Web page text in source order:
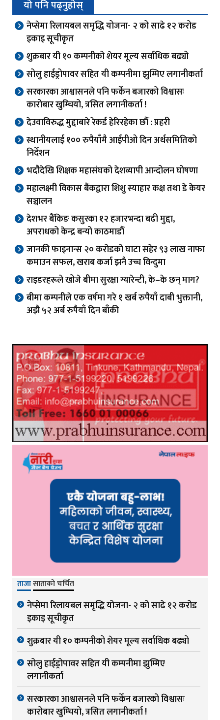
यो पनि पढ्नुहोस्
नेप्सेमा रिलायबल समृद्धि योजना- २ को साढे १२ करोड
इकाइ सूचीकृत
शुक्रबार यी १० कम्पनीको शेयर मूल्य सर्वाधिक बढ्यो
सोलु हाईड्रोपावर सहित यी कम्पनीमा झुम्मिए लगानीकर्ता
सरकारका आश्वासनले पनि फर्केन बजारको विश्वासः
कारोबार खुम्चियो, त्रसित लगानीकर्ता !
देउवाविरुद्ध मुद्दाबारे रेकर्ड हेरिरहेका छौँ : प्रहरी
स्थानीयलाई १०० रुपैयाँमै आईपीओ दिन अर्थसमितिको
निर्देशन
भदौदेखि शिक्षक महासंघको देशव्यापी आन्दोलन घोषणा
महालक्ष्मी विकास बैंकद्वारा शिशु स्याहार कक्ष तथा डे केयर
सञ्चालन
देशभर बैंकिङ कसुरका १२ हजारभन्दा बढी मुद्दा,
अपराधको केन्द्र बन्यो काठमाडौँ
जानकी फाइनान्स २० करोडको घाटा सहेर ९३ लाख नाफा
कमाउन सफल, खराब कर्जा झनै उच्च विन्दुमा
राइडरहरूले खोजे बीमा सुरक्षा ग्यारेन्टी, के–के छन् माग?
बीमा कम्पनीले एक वर्षमा गरे १ खर्ब रुपैयाँ दाबी भुक्तानी,
अझै ५२ अर्ब रुपैयाँ दिन बाँकी
ताजासाताको चर्चित
नेप्सेमा रिलायबल समृद्धि योजना- २ को साढे १२ करोड
इकाइ सूचीकृत
शुक्रबार यी १० कम्पनीको शेयर मूल्य सर्वाधिक बढ्यो
सोलु हाईड्रोपावर सहित यी कम्पनीमा झुम्मिए
लगानीकर्ता
सरकारका आश्वासनले पनि फर्केन बजारको विश्वासः
कारोबार खुम्चियो, त्रसित लगानीकर्ता !